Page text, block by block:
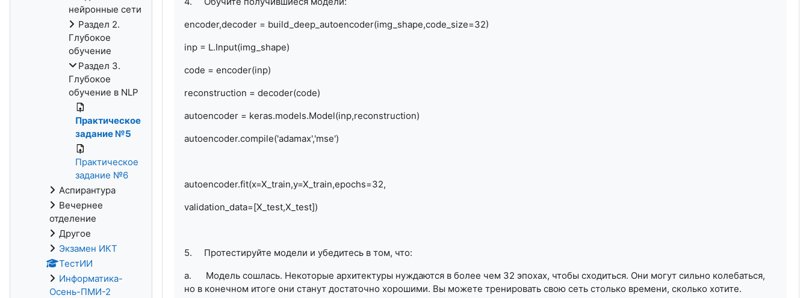
encoder,decoder = build_deep_autoencoder(img_shape,code_size=32)
inp = L.Input(img_shape)
code = encoder(inp)
reconstruction = decoder(code)
autoencoder = keras.models.Model(inp,reconstruction)
autoencoder.compile('adamax','mse')
autoencoder.fit(x=X_train,y=X_train,epochs=32,
validation_data=[X_test,X_test])
5. Протестируйте модели и убедитесь в том, что:
a. Модель сошлась. Некоторые архитектуры нуждаются в более чем 32 эпохах, чтобы сходиться. Они могут сильно колебаться,
но в конечном итоге они станут достаточно хорошими. Вы можете тренировать свою сеть столько времени, сколько хотите.
нейронные сети
Раздел 2.
Глубокое
обучение
Раздел 3.
Глубокое
обучение в NLP
Практическое
задание №5
Практическое
задание №6
Аспирантура
Вечернее
отделение
Другое
Экзамен ИКТ
ТестИИ
Информатика-
Осень-ПМИ-2